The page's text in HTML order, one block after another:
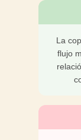
La
flujo